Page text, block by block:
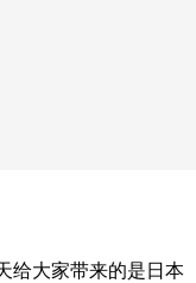
给大家带来的是日本